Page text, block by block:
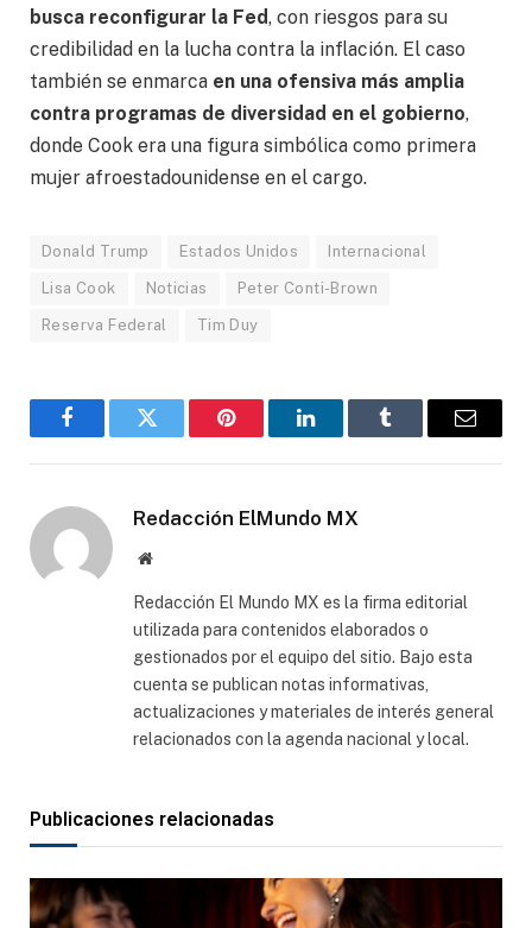
busca reconfigurar la Fed, con riesgos para su
credibilidad en la lucha contra la inflación. El caso
también se enmarca en una ofensiva más amplia
contra programas de diversidad en el gobierno,
donde Cook era una figura simbólica como primera
mujer afroestadounidense en el cargo.
Donald Trump Estados Unidos Internacional
Lisa Cook Noticias Peter Conti-Brown
Reserva Federal Tim Duy
FacebookGorjeo Pinterest LinkedInTumblr
Correo
Redacción ElMundo MX
Sitio
Redacción El Mundo MX es la firma editorial
utilizada para contenidos elaborados o
gestionados por el equipo del sitio. Bajo esta
cuenta se publican notas informativas,
actualizaciones y materiales de interés general
relacionados con la agenda nacional y local.
Publicaciones relacionadas